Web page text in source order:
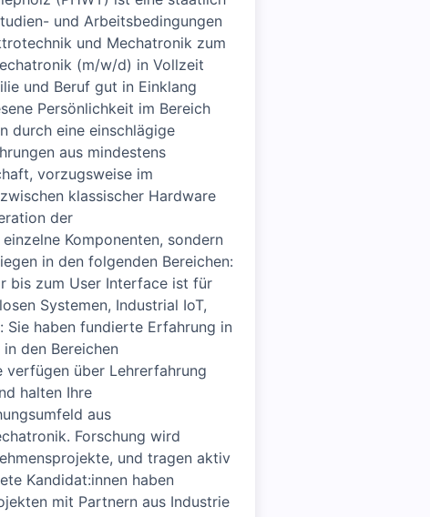
und Arbeitsbedingungen
und Mechatronik zum
(m/w/d) in Vollzeit
und Beruf gut in Einklang
Persönlichkeit im Bereich
durch eine einschlägige
aus mindestens
vorzugsweise im
klassischer Hardware
der
Komponenten, sondern
in den folgenden Bereichen:
bis zum User Interface ist für
Systemen, Industrial IoT,
Sie haben fundierte Erfahrung in
den Bereichen
verfügen über Lehrerfahrung
halten Ihre
aus
Forschung wird
und tragen aktiv
Kandidat:innen haben
mit Partnern aus Industrie